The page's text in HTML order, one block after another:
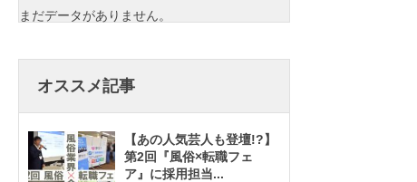
まだデータがありません。
オススメ記事
【あの人気芸人も登壇!?】
第2回『風俗×転職フェ
ア』に採用担当...